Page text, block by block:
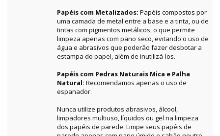
Papéis com Metalizados: Papéis compostos por
uma camada de metal entre a base e a tinta, ou de
tintas com pigmentos metálicos, o que permite
limpeza apenas com pano seco, evitando o uso de
água e abrasivos que poderão fazer desbotar a
estampa do papel, além de inutilizá-los.
Papéis com Pedras Naturais Mica e Palha
Natural: Recomendamos apenas o uso de
espanador.
Nunca utilize produtos abrasivos, álcool,
limpadores multiuso, líquidos ou gel na limpeza
dos papéis de parede. Limpe seus papéis de